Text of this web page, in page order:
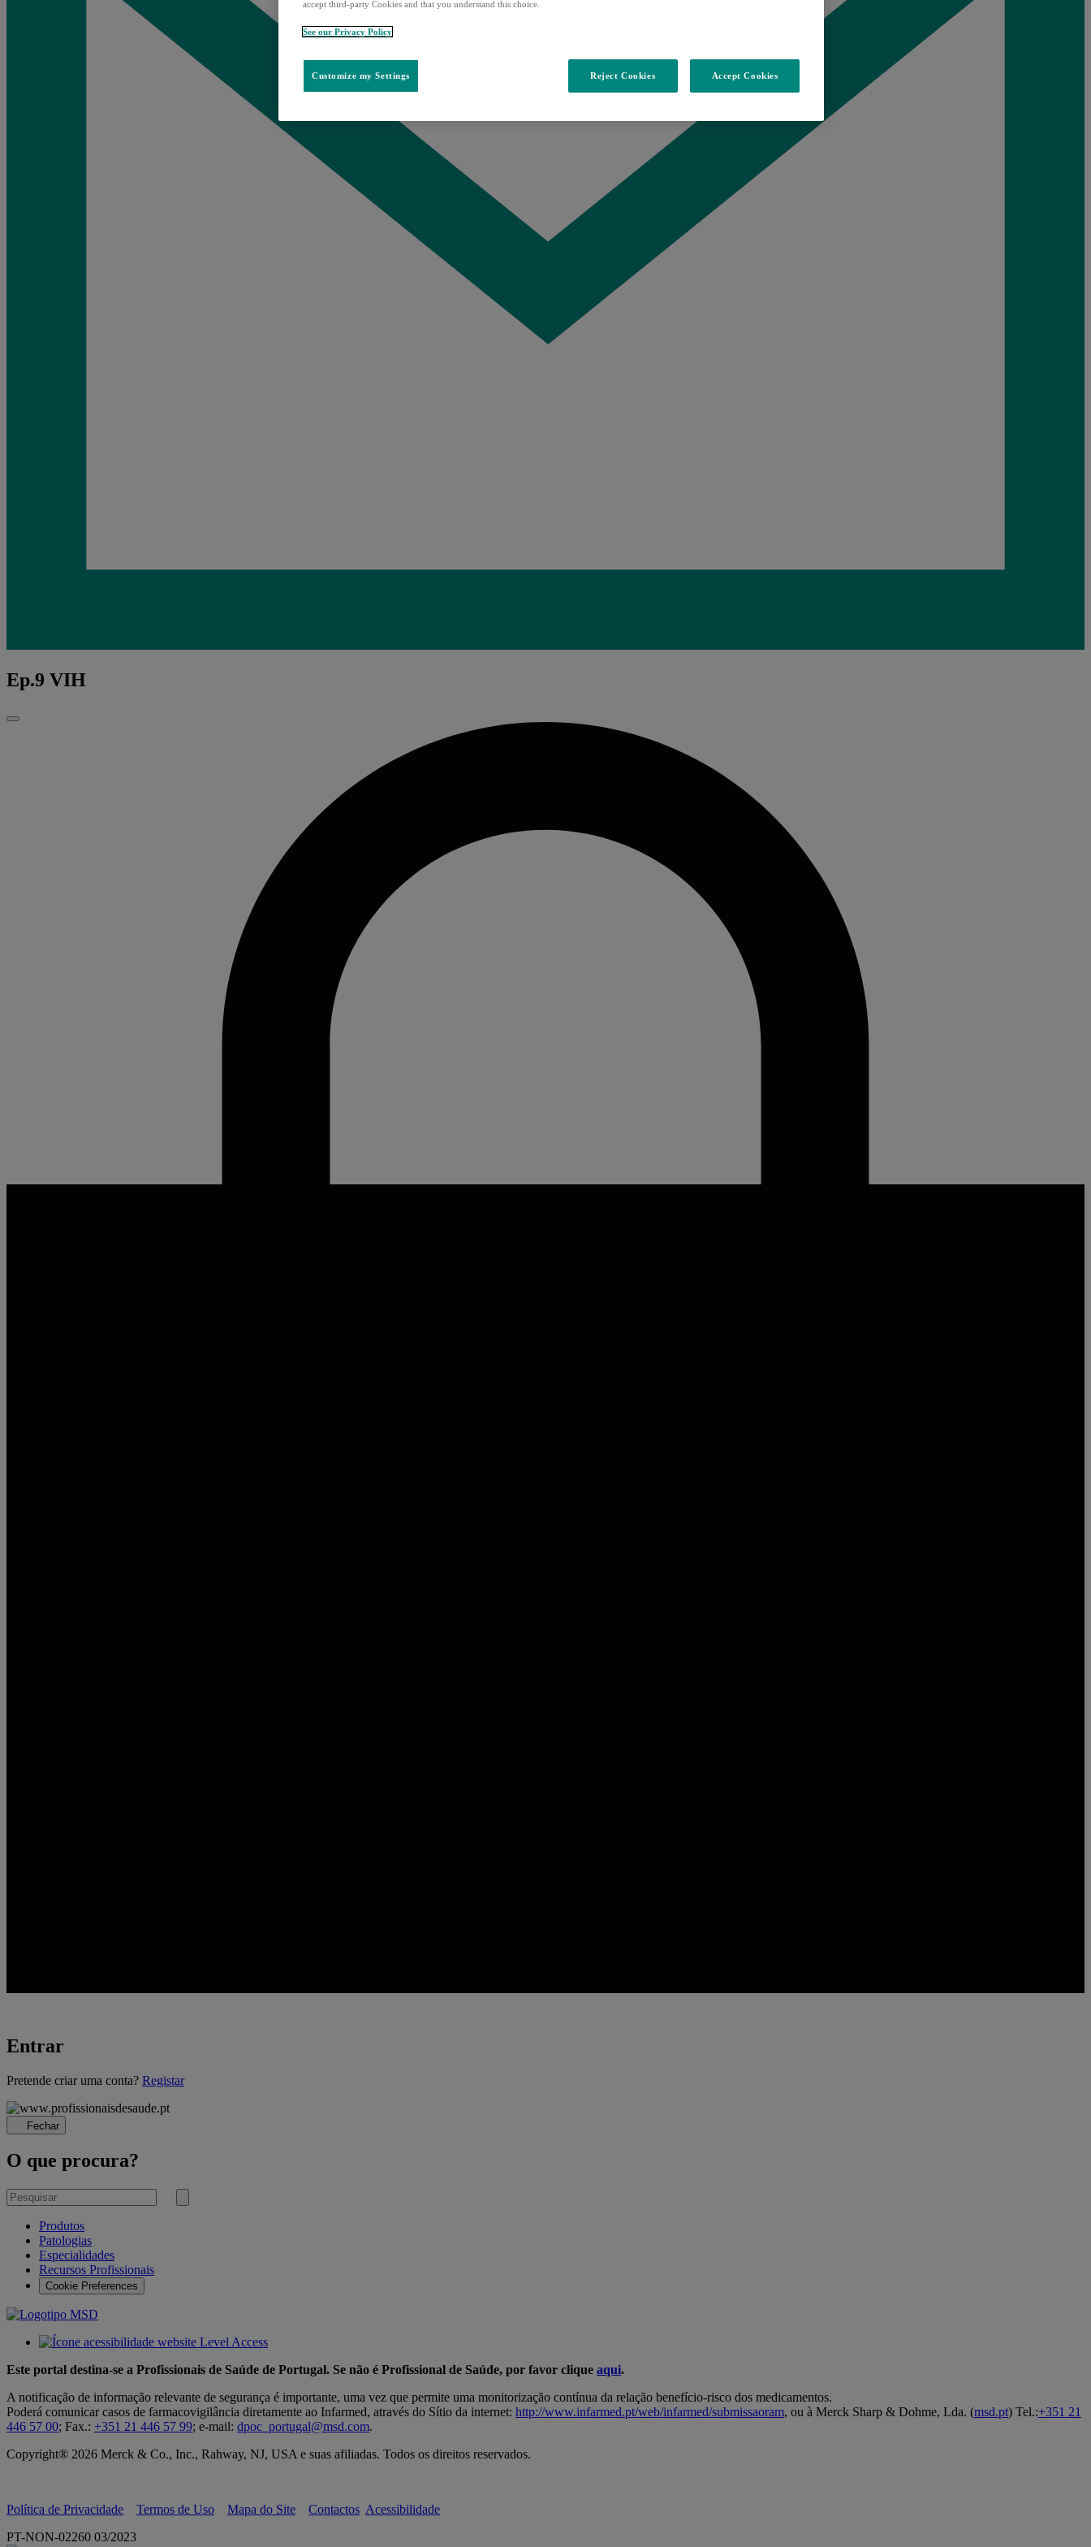
Ep.9 VIH
Fechar
Entrar
A
Pretende criar uma conta? Registar
Fechar
O que procura?
Pesquisar
por
Submeter
Produtos
Patologias
Especialidades
Recursos Profissionais
Cookie Preferences
Este portal destina-se a Profissionais de Saúde de Portugal. Se não é Profissional de Saúde, por favor clique aqui.
A notificação de informação relevante de segurança é importante, uma vez que permite uma monitorização contínua da relação benefício-risco dos medicamentos.
Poderá comunicar casos de farmacovigilância diretamente ao Infarmed, através do Sítio da internet: http://www.infarmed.pt/web/infarmed/submissaoram, ou à Merck Sharp & Dohme, Lda. (msd.pt) Tel.:+351 21
446 57 00; Fax.: +351 21 446 57 99; e-mail: dpoc_portugal@msd.com.
Copyright® 2026 Merck & Co., Inc., Rahway, NJ, USA e suas afiliadas. Todos os direitos reservados.
Política de Privacidade Termos de Uso Mapa do Site Contactos Acessibilidade
PT-NON-02260 03/2023
accept third-party Cookies and that you understand this choice.
See our Privacy Policy
Customize my Settings Reject Cookies Accept Cookies